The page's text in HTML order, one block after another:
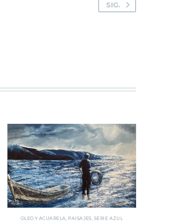
SIG.
OLEO Y ACUARELA PAISAJES SERIE AZUL